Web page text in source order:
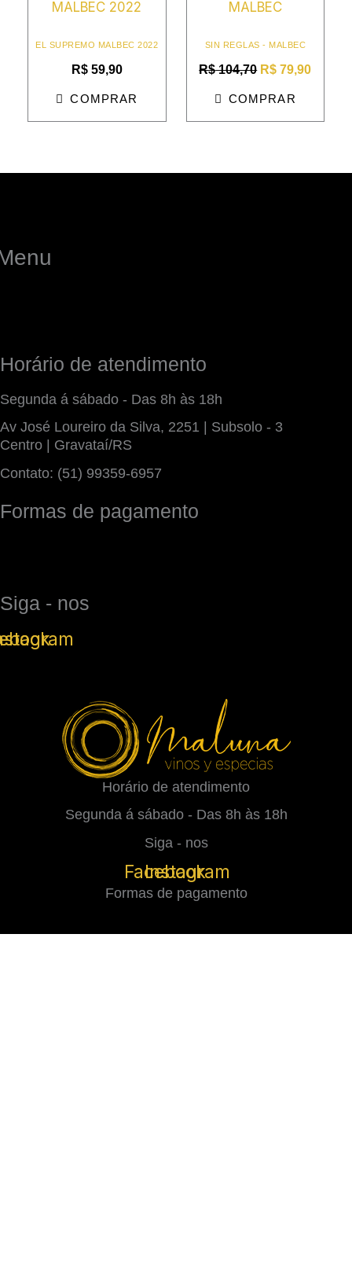
EL SUPREMO MALBEC 2022
R$59,90
COMPRAR
SIN REGLAS - MALBEC
R$104,70
original
R$ 104,70.
R$ 79,90
COMPRAR
Horário de atendimento
Segunda á sábado - Das 8h às 18h
Av José Loureiro da Silva, 2251 | Subsolo - 3
Centro | Gravataí/RS
Contato: (51) 99359-6957
Formas de pagamento
Siga - nos
Horário de atendimento
Segunda á sábado - Das 8h às 18h
Siga - nos
Facebook
Instagram
Formas de pagamento